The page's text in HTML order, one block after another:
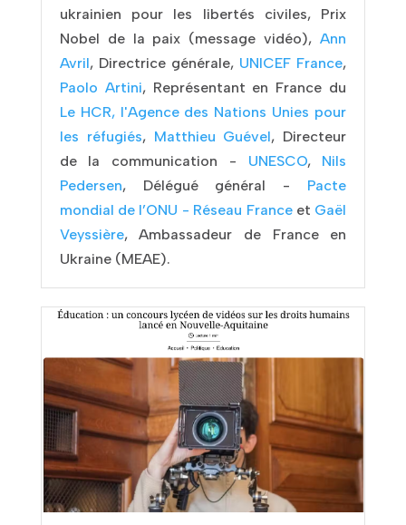
ukrainien pour les libertés civiles, Prix
Nobel de la paix (message vidéo),Ann
Avril, Directrice générale, UNICEF France,
Paolo Artini, Représentant en France du
Le HCR, l'Agence des Nations Unies pour
les réfugiés, Matthieu Guével, Directeur
de la communication - UNESCO, Nils
Pedersen, Délégué général - Pacte
mondial de l’ONU - Réseau Franceet Gaël
Veyssière, Ambassadeur de France en
Ukraine (MEAE).